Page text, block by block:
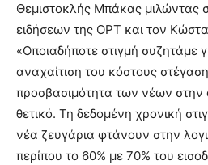
Θεμιστοκλής Μπάκας μιλώντας
ειδήσεων της ΟΡΤ και τον
«Οποιαδήποτε στιγμή συζητάμε
αναχαίτιση του κόστους
προσβασιμότητα των νέων στην
θετικό. Τη δεδομένη χρονική
νέα ζευγάρια φτάνουν στην
περίπου το 60% με 70% του